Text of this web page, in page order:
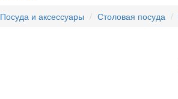
Посуда и аксессуары Столовая посуда